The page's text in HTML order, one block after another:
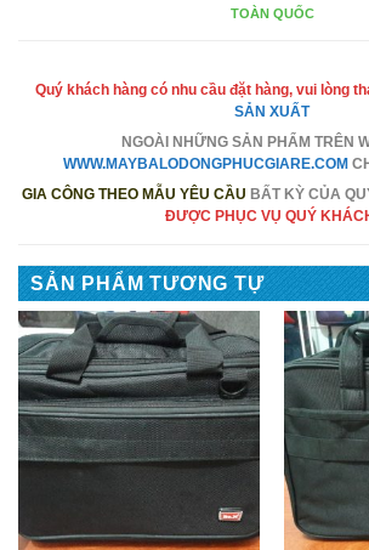
TOÀN QUỐC
Quý khách hàng có nhu cầu đặt hàng, vui lòng
SẢN XUẤT
NGOÀI NHỮNG SẢN PHẨM TRÊN
WWW.MAYBALODONGPHUCGIARE.COM
GIA CÔNG THEO MẪU YÊU CẦU BẤT KỲ CỦA
ĐƯỢC PHỤC VỤ QUÝ
SẢN PHẨM TƯƠNG TỰ